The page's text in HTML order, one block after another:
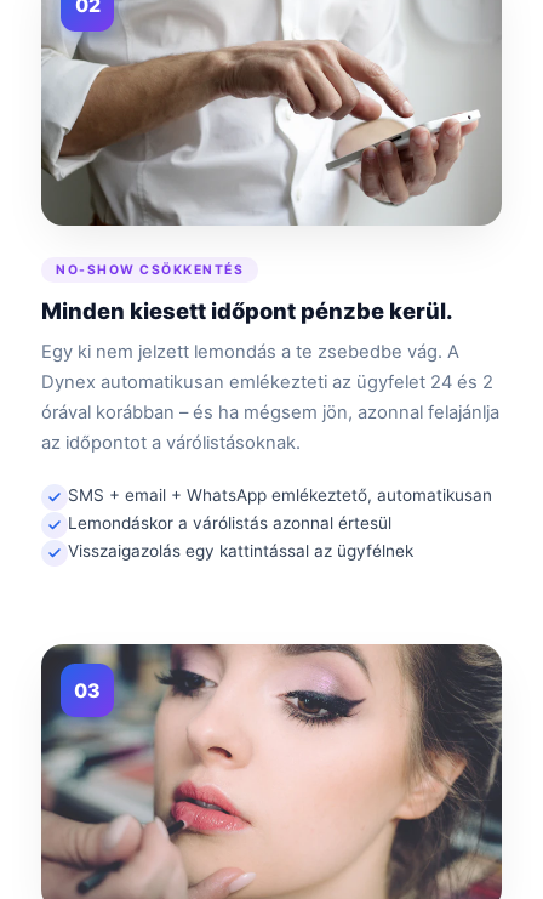
02
NO-SHOW CSÖKKENTÉS
Minden kiesett időpont pénzbe kerül.
Egy ki nem jelzett lemondás a te zsebedbe vág. A
Dynex automatikusan emlékezteti az ügyfelet 24 és 2
órával korábban – és ha mégsem jön, azonnal felajánlja
az időpontot a várólistásoknak.
SMS + email + WhatsApp emlékeztető, automatikusan
Lemondáskor a várólistás azonnal értesül
Visszaigazolás egy kattintással az ügyfélnek
03